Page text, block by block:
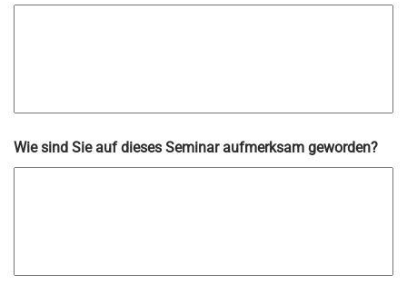
Wie sind Sie auf dieses Seminar aufmerksam geworden?